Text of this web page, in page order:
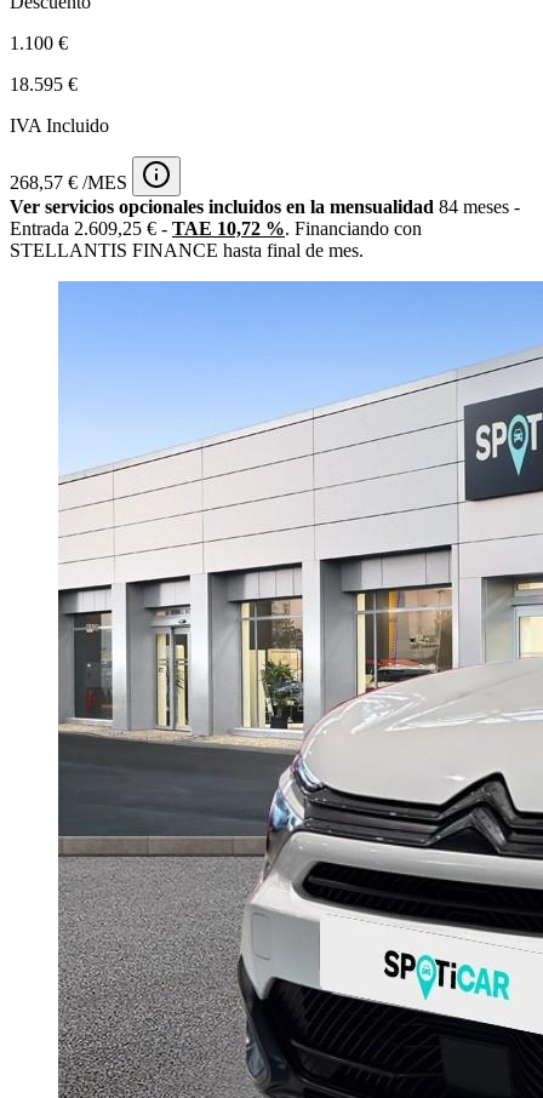
1.100 €
18.595 €
IVA Incluido
268,57 € /MES
Ver servicios opcionales incluidos en la mensualidad 84 meses -
Entrada 2.609,25 € - TAE 10,72 %. Financiando con
STELLANTIS FINANCE hasta final de mes.